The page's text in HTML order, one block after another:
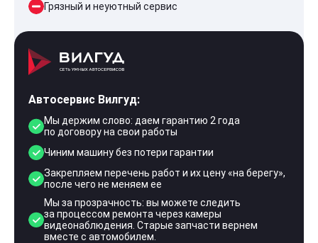
Грязный и неуютный сервис
Автосервис Вилгуд:
Мы держим слово: даем гарантию 2 года
по договору на свои работы
Чиним машину без потери гарантии
Закрепляем перечень работ и их цену «на берегу»,
после чего не меняем ее
Мы за прозрачность: вы можете следить
за процессом ремонта через камеры
видеонаблюдения. Старые запчасти вернем
вместе с автомобилем.